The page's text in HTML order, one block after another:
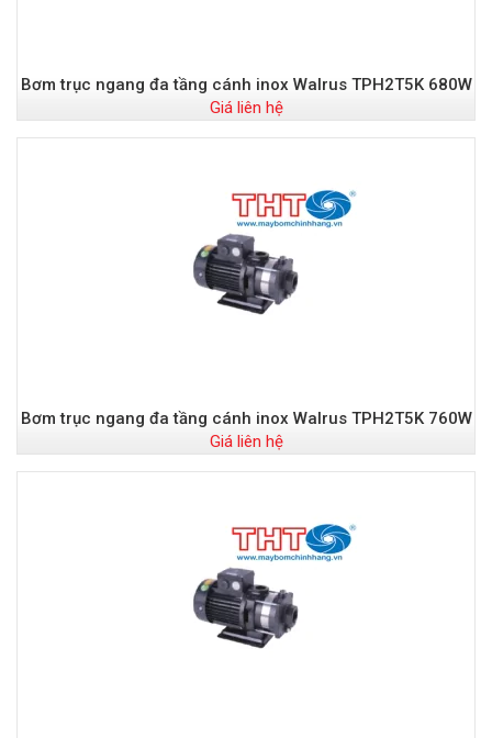
Bơm trục ngang đa tầng cánh inox Walrus TPH2T5K 680W
Giá liên hệ
Bơm trục ngang đa tầng cánh inox Walrus TPH2T5K 760W
Giá liên hệ